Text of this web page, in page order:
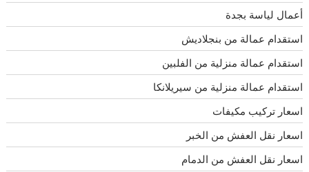
أعمال لياسة بجدة
استقدام عمالة من بنجلاديش
استقدام عمالة منزلية من الفلبين
استقدام عمالة منزلية من سيريلانكا
اسعار تركيب مكيفات
اسعار نقل العفش من الخبر
اسعار نقل العفش من الدمام